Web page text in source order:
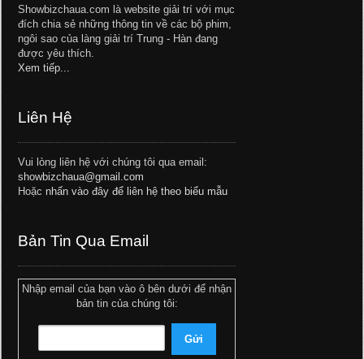
Showbizchaua.com là website giải trí với mục
đích chia sẻ những thông tin về các bộ phim,
ngôi sao của làng giải trí Trung - Hàn đang
được yêu thích.
Xem tiếp...
Liên Hệ
Vui lòng liên hệ với chúng tôi qua email:
showbizchaua@gmail.com
Hoặc nhấn vào đây để liên hệ theo biểu mẫu
Bản Tin Qua Email
Nhập email của bạn vào ô bên dưới để nhận
bản tin của chúng tôi: